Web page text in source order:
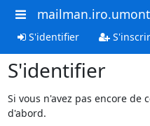
S'identifier
S'identifier
Si vous n'avez pas encore de
d'abord.